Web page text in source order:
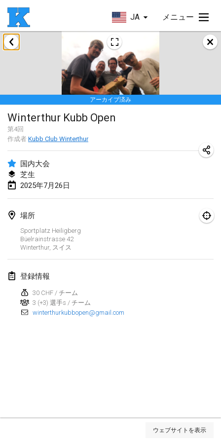
JA メニュー
リスト表示
アーカイブ済み
Winterthur Kubb Open
第4回
作成者 Kubb Club Winterthur
国内大会
芝生
2025年7月26日
場所
Sportplatz Heiligberg
Büelrainstrasse 42
Winterthur, スイス
登録情報
30 CHF / チーム
3 (+3) 選手s / チーム
winterthurkubbopen@gmail.com
ウェブサイトを表示
2025年1月
Skuffle for the Shovel
2025年1月18日| アメリカ合衆国
Lake Superior Ice Festival Kubb Tournament
2025年1月25日|アメリカ合衆国
Winterkubb
2025年1月26日|ベルギー
2025年3月
Kubbtornooi De Rode Lantaarn
2025年3月15日
Kubbezen Indoor Kubb Tornooi
2025年3月15日
North Carolina Kubb Championship
2025年3月22日
Spring Has Sprung
| アメリカ合衆国